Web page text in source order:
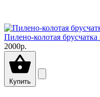
Пилено-колотая
2000р.
Купить